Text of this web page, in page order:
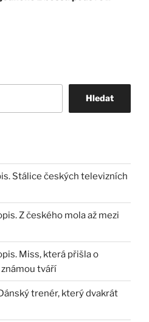
Hledat
Stálice českých televizních
Z českého mola až mezi
Miss, která přišla o
tváří
trenér, který dvakrát